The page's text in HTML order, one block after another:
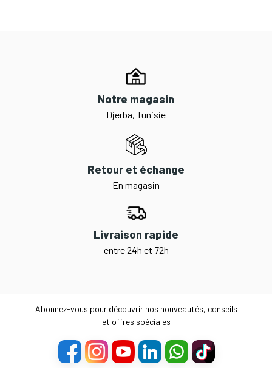
Notre magasin
Djerba, Tunisie
Retour et échange
En magasin
Livraison rapide
entre 24h et 72h
Abonnez-vous pour découvrir nos nouveautés, conseils
et offres spéciales